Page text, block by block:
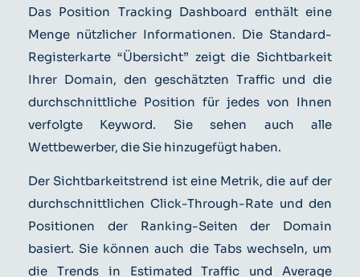
Das Position Tracking Dashboard enthält eine
Menge nützlicher Informationen. Die Standard-
Registerkarte “Übersicht” zeigt die Sichtbarkeit
Ihrer Domain, den geschätzten Traffic und die
durchschnittliche Position für jedes von Ihnen
verfolgte Keyword. Sie sehen auch alle
Wettbewerber, die Sie hinzugefügt haben.
Der Sichtbarkeitstrend ist eine Metrik, die auf der
durchschnittlichen Click-Through-Rate und den
Positionen der Ranking-Seiten der Domain
basiert. Sie können auch die Tabs wechseln, um
die Trends in Estimated Traffic und Average